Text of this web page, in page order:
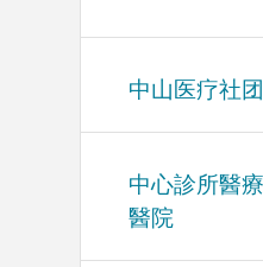
中山医疗社
中心診所醫
醫院